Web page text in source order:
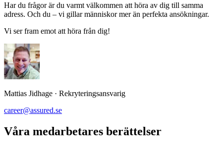
Har du frågor är du varmt välkommen att höra av dig till samma
adress. Och du – vi gillar människor mer än perfekta ansökningar.
Vi ser fram emot att höra från dig!
Mattias Jidhage · Rekryteringsansvarig
career@assured.se
Våra medarbetares berättelser